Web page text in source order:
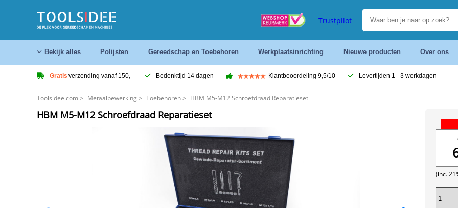
Trustpilot
Bekijk alles Polijsten Gereedschap en Toebehoren Werkplaatsinrichting Nieuwe producten Over ons
Gratis verzending vanaf 150,- Bedenktijd 14 dagen Klantbeoordeling 9,5/10 Levertijden 1 - 3 werkdagen
Toolsidee.com > Metaalbewerking > Toebehoren> HBM M5-M12 Schroefdraad Reparatieset
HBM M5-M12 Schroefdraad Reparatieset
(inc.